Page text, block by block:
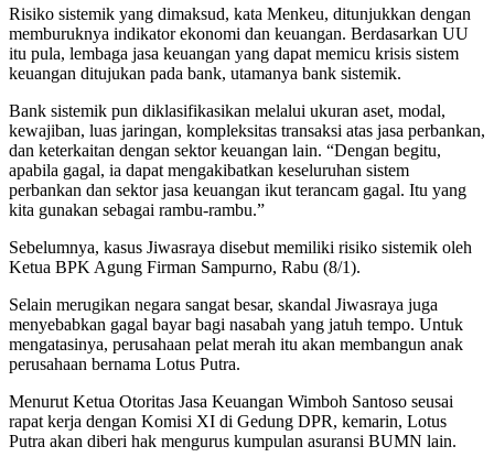
Risiko sistemik yang dimaksud, kata Menkeu, ditunjukkan dengan
memburuknya indikator ekonomi dan keuangan. Berdasarkan UU
itu pula, lembaga jasa keuangan yang dapat memicu krisis sistem
keuangan ditujukan pada bank, utamanya bank sistemik.
Bank sistemik pun diklasifikasikan melalui ukuran aset, modal,
kewajiban, luas jaringan, kompleksitas transaksi atas jasa perbankan,
dan keterkaitan dengan sektor keuangan lain. “Dengan begitu,
apabila gagal, ia dapat mengakibatkan keseluruhan sistem
perbankan dan sektor jasa keuangan ikut terancam gagal. Itu yang
kita gunakan sebagai rambu-rambu.”
Sebelumnya, kasus Jiwasraya disebut memiliki risiko sistemik oleh
Ketua BPK Agung Firman Sampurno, Rabu (8/1).
Selain merugikan negara sangat besar, skandal Jiwasraya juga
menyebabkan gagal bayar bagi nasabah yang jatuh tempo. Untuk
mengatasinya, perusahaan pelat merah itu akan membangun anak
perusahaan bernama Lotus Putra.
Menurut Ketua Otoritas Jasa Keuangan Wimboh Santoso seusai
rapat kerja dengan Komisi XI di Gedung DPR, kemarin, Lotus
Putra akan diberi hak mengurus kumpulan asuransi BUMN lain.